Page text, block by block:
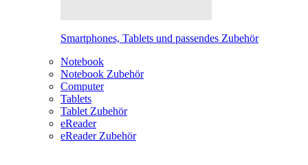
Smartphones, Tablets und passendes Zubehör
Notebook
Notebook Zubehör
Computer
Tablets
Tablet Zubehör
eReader
eReader Zubehör